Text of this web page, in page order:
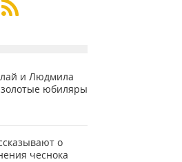
и Людмила
юбиляры
о
чеснока